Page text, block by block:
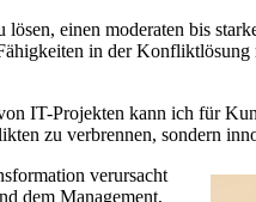
einen moderaten bis
in der
IT-Projekten kann ich für
zu verbrennen, sondern
verursacht
dem Management,